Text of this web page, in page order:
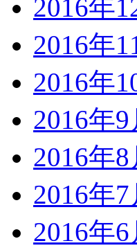
2016年
2016年
2016年
2016年9
2016年8
2016年7
2016年6